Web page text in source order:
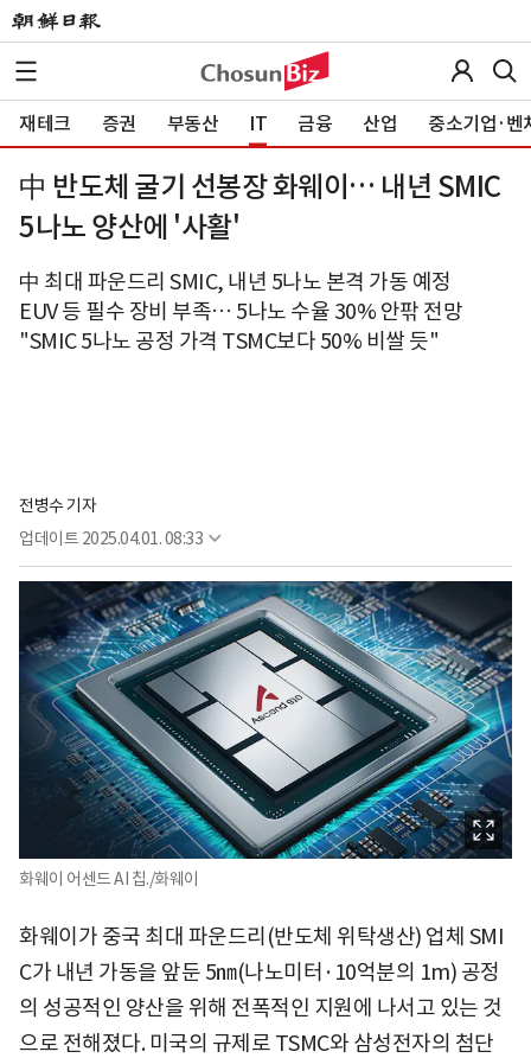
재테크 증권 부동산 IT 금융 산업 중소기업·벤
中 반도체 굴기 선봉장 화웨이… 내년 SMIC
5나노 양산에 '사활'
中 최대 파운드리 SMIC, 내년 5나노 본격 가동 예정
EUV 등 필수 장비 부족… 5나노 수율 30% 안팎 전망
"SMIC 5나노 공정 가격 TSMC보다 50% 비쌀 듯"
전병수 기자
업데이트 2025.04.01. 08:33
화웨이 어센드 AI 칩./화웨이
화웨이가 중국 최대 파운드리(반도체 위탁생산) 업체 SMI
C가 내년 가동을 앞둔 5㎚(나노미터·10억분의 1m) 공정
의 성공적인 양산을 위해 전폭적인 지원에 나서고 있는 것
으로 전해졌다. 미국의 규제로 TSMC와 삼성전자의 첨단